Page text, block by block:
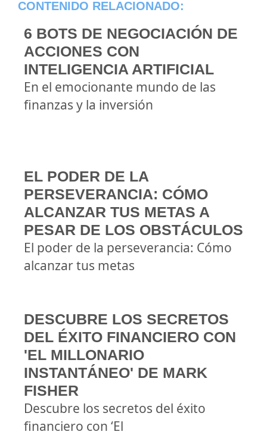
CONTENIDO RELACIONADO:
6 BOTS DE NEGOCIACIÓN DE
ACCIONES CON
INTELIGENCIA ARTIFICIAL
En el emocionante mundo de las
finanzas y la inversión
EL PODER DE LA
PERSEVERANCIA: CÓMO
ALCANZAR TUS METAS A
PESAR DE LOS OBSTÁCULOS
El poder de la perseverancia: Cómo
alcanzar tus metas
DESCUBRE LOS SECRETOS
DEL ÉXITO FINANCIERO CON
'EL MILLONARIO
INSTANTÁNEO' DE MARK
FISHER
Descubre los secretos del éxito
financiero con ‘El